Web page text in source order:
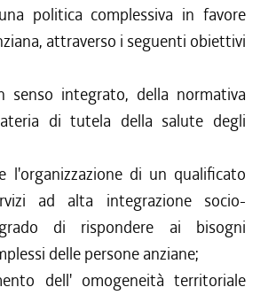
politica complessiva in favore
attraverso i seguenti obiettivi
senso integrato, della normativa
di tutela della salute degli
l'organizzazione di un qualificato
ad alta integrazione socio-
di rispondere ai bisogni
delle persone anziane;
dell' omogeneità territoriale